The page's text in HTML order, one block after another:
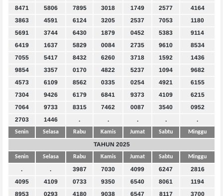
8471
5806 7895 3018 1749 2577
4164
3863
4591 6124 3205 2537 7053
1180
5691
3744 6430 1879 0452 5383
9114
6419
1637 5829 0084 2735 9610
8534
7055
5417 8432 6260 3718 1592
1436
9854
3357 0170 4822 5237 1094
9682
4573
6109 8562 0335 0254 4921
6155
7304
9426 6179 6841 9373 4109
6215
7064
9733 8315 7462 0087 3540
0952
2703
1446 . . . . .
Senin Selasa Rabu Kamis Jumat Sabtu Minggu
TAHUN 2025
Senin Selasa Rabu Kamis Jumat Sabtu Minggu
. . 3987 7030 4099 6247
2816
4095
4109 0733 9350 6540 8061
1194
8953
0293 4180 9038 6547 8117
3700